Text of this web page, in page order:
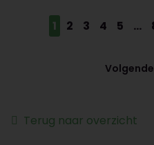
1 2 3 4 5 ...
Terug naar overzicht